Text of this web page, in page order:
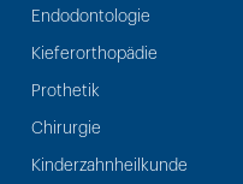
Endodontologie
Kieferorthopädie
Prothetik
Chirurgie
Kinderzahnheilkunde